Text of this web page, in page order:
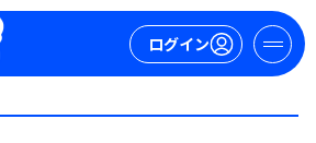
ログイン